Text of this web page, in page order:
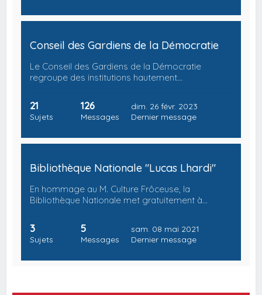
Conseil des Gardiens de la Démocratie
Le Conseil des Gardiens de la Démocratie
regroupe des institutions hautement…
21
Sujets
126
Messages
dim. 26 févr. 2023
Dernier message
Bibliothèque Nationale "Lucas Lhardi"
En hommage au M. Culture Frôceuse, la
Bibliothèque Nationale met gratuitement à…
3
Sujets
5
Messages
sam. 08 mai 2021
Dernier message